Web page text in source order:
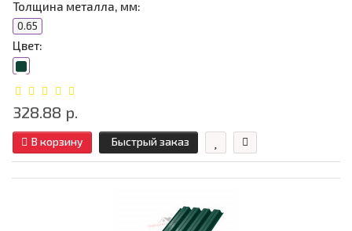
Толщина металла, мм:
0.65
Цвет:
328.88 р.
В корзину Быстрый заказ